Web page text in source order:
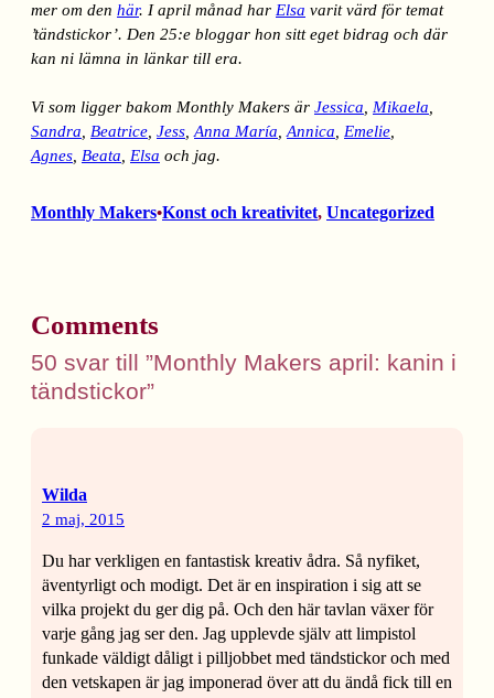
mer om den här. I april månad har Elsa varit värd för temat
’tändstickor’. Den 25:e bloggar hon sitt eget bidrag och där
kan ni lämna in länkar till era.
Vi som ligger bakom Monthly Makers är Jessica, Mikaela,
Sandra, Beatrice, Jess,Anna María,Annica, Emelie,
Agnes, Beata, Elsa och jag.
Monthly Makers•Konst och kreativitet, Uncategorized
Comments
50 svar till ”Monthly Makers april: kanin i
tändstickor”
Wilda
2 maj, 2015
Du har verkligen en fantastisk kreativ ådra. Så nyfiket,
äventyrligt och modigt. Det är en inspiration i sig att se
vilka projekt du ger dig på. Och den här tavlan växer för
varje gång jag ser den. Jag upplevde själv att limpistol
funkade väldigt dåligt i pilljobbet med tändstickor och med
den vetskapen är jag imponerad över att du ändå fick till en